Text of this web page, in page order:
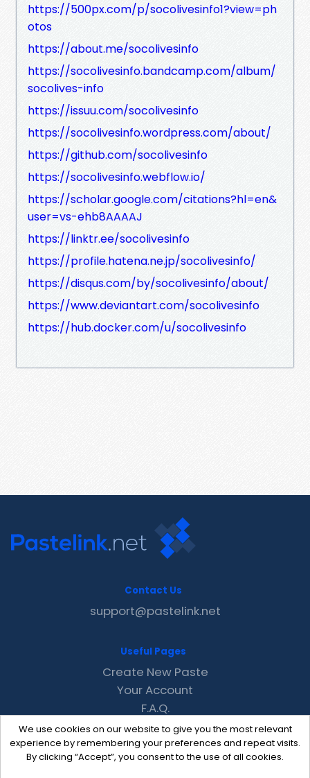
https://500px.com/p/socolivesinfo1?view=ph
otos
https://about.me/socolivesinfo
https://socolivesinfo.bandcamp.com/album/
socolives-info
https://issuu.com/socolivesinfo
https://socolivesinfo.wordpress.com/about/
https://github.com/socolivesinfo
https://socolivesinfo.webflow.io/
https://scholar.google.com/citations?hl=en&
user=vs-ehb8AAAAJ
https://linktr.ee/socolivesinfo
https://profile.hatena.ne.jp/socolivesinfo/
https://disqus.com/by/socolivesinfo/about/
https://www.deviantart.com/socolivesinfo
https://hub.docker.com/u/socolivesinfo
We use cookies on our website to give you the most relevant
experience by remembering your preferences and repeat visits.
By clicking “Accept”, you consent to the use of all cookies.
Contact Us
support@pastelink.net
Useful Pages
Create New Paste
Your Account
F.A.Q.
Recent
Contact